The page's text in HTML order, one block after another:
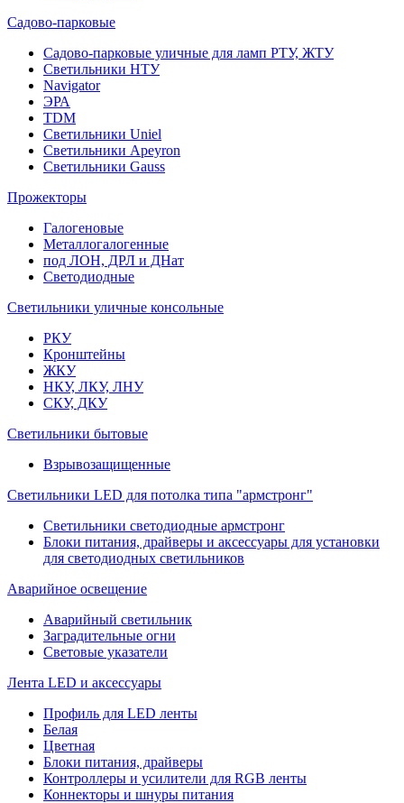
Садово-парковые
Садово-парковые уличные для ламп РТУ, ЖТУ
Светильники НТУ
Navigator
ЭРА
TDM
Светильники Uniel
Светильники Apeyron
Светильники Gauss
Прожекторы
Галогеновые
Металлогалогенные
под ЛОН, ДРЛ и ДНат
Светодиодные
Светильники уличные консольные
РКУ
Кронштейны
ЖКУ
НКУ, ЛКУ, ЛНУ
СКУ, ДКУ
Светильники бытовые
Взрывозащищенные
Светильники LED для потолка типа "армстронг"
Светильники светодиодные армстронг
Блоки питания, драйверы и аксессуары для установки
для светодиодных светильников
Аварийное освещение
Аварийный светильник
Заградительные огни
Световые указатели
Лента LED и аксессуары
Профиль для LED ленты
Белая
Цветная
Блоки питания, драйверы
Контроллеры и усилители для RGB ленты
Коннекторы и шнуры питания